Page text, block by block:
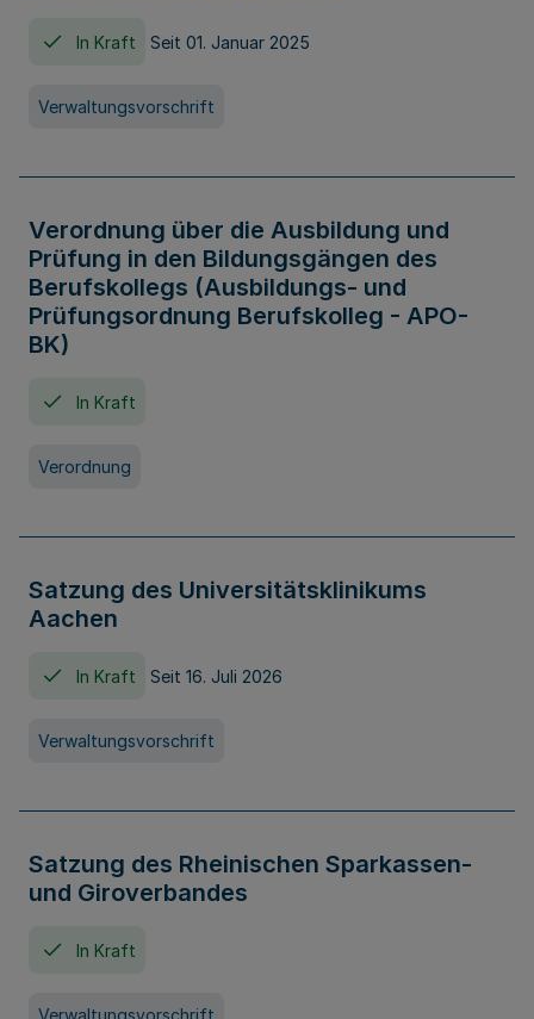
In Kraft Seit 01. Januar 2025
Verwaltungsvorschrift
Verordnung über die Ausbildung und
Prüfung in den Bildungsgängen des
Berufskollegs (Ausbildungs- und
Prüfungsordnung Berufskolleg - APO-
BK)
In Kraft
Verordnung
Satzung des Universitätsklinikums
Aachen
In Kraft Seit 16. Juli 2026
Verwaltungsvorschrift
Satzung des Rheinischen Sparkassen-
und Giroverbandes
In Kraft
Verwaltungsvorschrift